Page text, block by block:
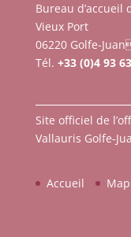
Bureau d’accueil
Vieux Port
06220 Golfe-
Tél. +33 (0)4 93
Site officiel de
Vallauris Golfe-
Accueil